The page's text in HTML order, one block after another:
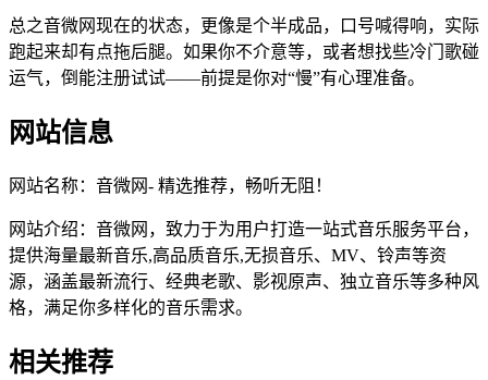
总之音微网现在的状态，更像是个半成品，口号喊得响，实际
跑起来却有点拖后腿。如果你不介意等，或者想找些冷门歌碰
运气，倒能注册试试——前提是你对“慢”有心理准备。
网站信息
网站名称： 音微网- 精选推荐，畅听无阻！
网站介绍： 音微网，致力于为用户打造一站式音乐服务平台，
提供海量最新音乐,高品质音乐,无损音乐、MV、铃声等资
源，涵盖最新流行、经典老歌、影视原声、独立音乐等多种风
格，满足你多样化的音乐需求。
相关推荐